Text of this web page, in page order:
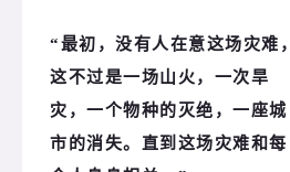
“最初，没有人在意这场灾难，
这不过是一场山火，一次旱
灾，一个物种的灭绝，一座城
市的消失。直到这场灾难和每